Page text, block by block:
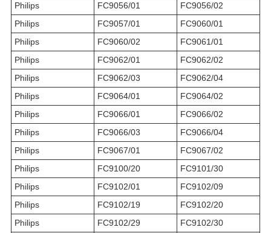
Philips
FC9056/01
FC9056/02
Philips
FC9057/01
FC9060/01
Philips
FC9060/02
FC9061/01
Philips
FC9062/01
FC9062/02
Philips
FC9062/03
FC9062/04
Philips
FC9064/01
FC9064/02
Philips
FC9066/01
FC9066/02
Philips
FC9066/03
FC9066/04
Philips
FC9067/01
FC9067/02
Philips
FC9100/20
FC9101/30
Philips
FC9102/01
FC9102/09
Philips
FC9102/19
FC9102/20
Philips
FC9102/29 FC9102/30